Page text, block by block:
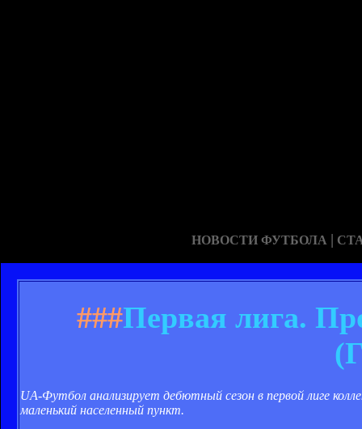
НОВОСТИ ФУТБОЛА |
###Первая лига.
UA-Футбол анализирует дебютный сезон в первой лиге
маленький населенный пункт.